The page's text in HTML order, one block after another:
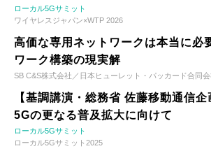
ローカル5Gサミット
ワイヤレスジャパン×WTP 2026
高価な専用ネットワークは本当に必
ワーク構築の現実解
SB C&S株式会社／日本ヒューレット・パッカード合同会
【基調講演・総務省 佐藤移動通信
5Gの更なる普及拡大に向けて
ローカル5Gサミット
ローカル5Gサミット2025